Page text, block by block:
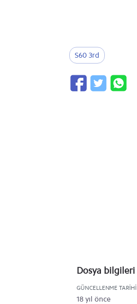
S60 3rd
Dosya bilgileri
GÜNCELLENME TARIHI
18 yıl önce